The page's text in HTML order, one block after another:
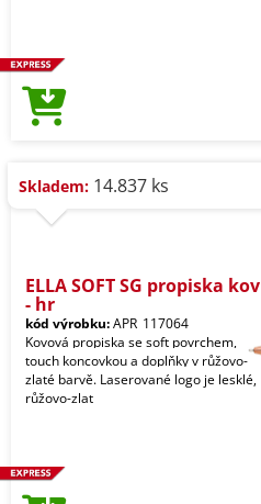
Skladem: 14.837 ks
ELLA SOFT SG propiska kov
- hr
kód výrobku:APR_117064
Kovová propiska se soft povrchem,
touch koncovkou a doplňky v růžovo-
zlaté barvě. Laserované logo je lesklé,
růžovo-zlat